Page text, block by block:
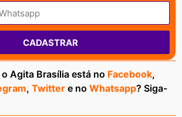
CADASTRAR
Agita Brasília está no Facebook,
, Twitter e no Whatsapp? Siga-